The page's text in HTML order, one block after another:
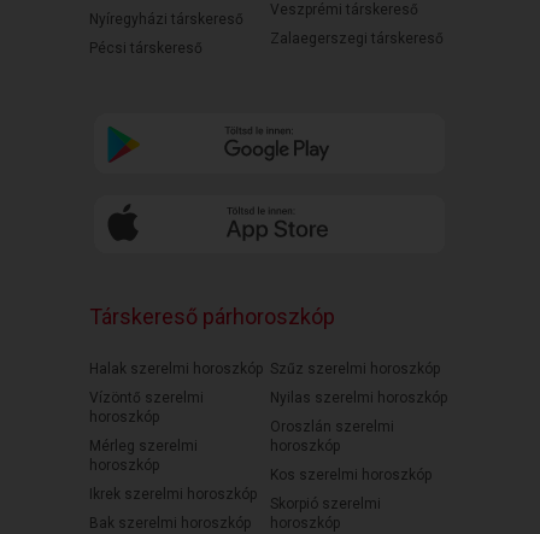
Nyíregyházi társkereső
Pécsi társkereső
Veszprémi társkereső
Zalaegerszegi társkereső
Társkereső párhoroszkóp
Halak szerelmi horoszkóp
Vízöntő szerelmi
horoszkóp
Mérleg szerelmi
horoszkóp
Ikrek szerelmi horoszkóp
Bak szerelmi horoszkóp
Szűz szerelmi horoszkóp
Nyilas szerelmi horoszkóp
Oroszlán szerelmi
horoszkóp
Kos szerelmi horoszkóp
Skorpió szerelmi
horoszkóp